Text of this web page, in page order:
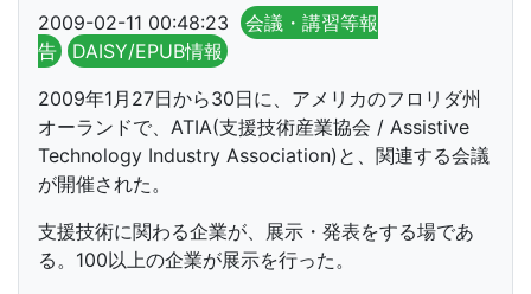
2009-02-11 00:48:23
会議・講習等報
告
DAISY/EPUB情報
2009年1月27日から30日に、アメリカのフロリダ州
オーランドで、ATIA(支援技術産業協会 / Assistive
Technology Industry Association)と、関連する会議
が開催された。
支援技術に関わる企業が、展示・発表をする場であ
る。100以上の企業が展示を行った。